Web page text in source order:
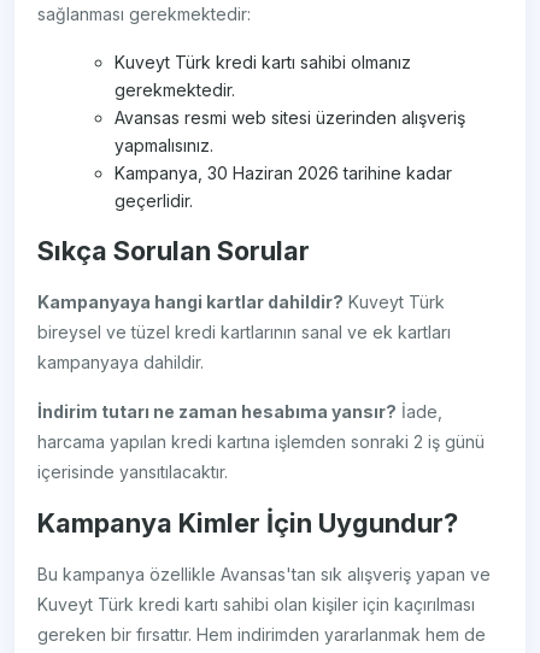
sağlanması gerekmektedir:
Kuveyt Türk kredi kartı sahibi olmanız
gerekmektedir.
Avansas resmi web sitesi üzerinden alışveriş
yapmalısınız.
Kampanya, 30 Haziran 2026 tarihine kadar
geçerlidir.
Sıkça Sorulan Sorular
Kampanyaya hangi kartlar dahildir? Kuveyt Türk
bireysel ve tüzel kredi kartlarının sanal ve ek kartları
kampanyaya dahildir.
İndirim tutarı ne zaman hesabıma yansır? İade,
harcama yapılan kredi kartına işlemden sonraki 2 iş günü
içerisinde yansıtılacaktır.
Kampanya Kimler İçin Uygundur?
Bu kampanya özellikle Avansas'tan sık alışveriş yapan ve
Kuveyt Türk kredi kartı sahibi olan kişiler için kaçırılması
gereken bir fırsattır. Hem indirimden yararlanmak hem de